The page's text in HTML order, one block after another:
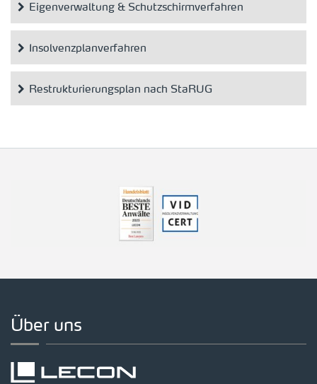
Eigenverwaltung & Schutzschirmverfahren
Insolvenzplanverfahren
Restrukturierungsplan nach StaRUG
Über uns